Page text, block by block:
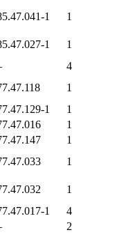
1 1
1
1
4
1
1
1
1
1
1
1
1
4
2